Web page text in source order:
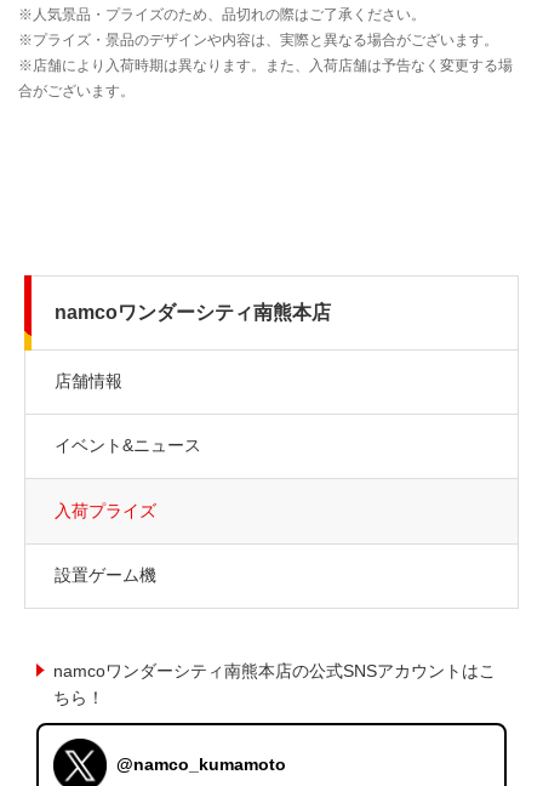
namcoワンダーシティ南熊本店
店舗情報
イベント&ニュース
入荷プライズ
設置ゲーム機
namcoワンダーシティ南熊本店の公式SNSアカウントはこ
ちら！
@namco_kumamoto